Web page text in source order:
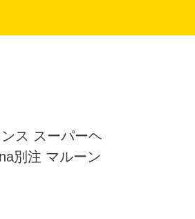
ス スーパーヘ
別注 マルーン